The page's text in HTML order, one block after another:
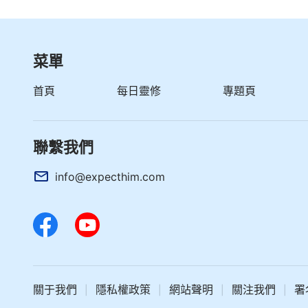
菜單
首頁 每日靈修 專題頁
聯繫我們
info@expecthim.com
關于我們 隱私權政策 網站聲明 關注我們 署